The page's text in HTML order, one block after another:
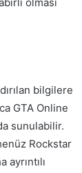
bilgilere
GTA Online
sunulabilir.
Rockstar